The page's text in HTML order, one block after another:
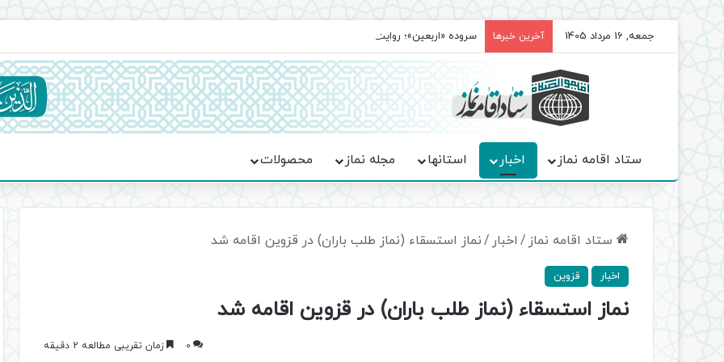
جمعه, 16 مرداد 1405 آخرین خبرها سروده‌ «اربعین»؛ روایت حماسه، استقامت و تمدن‌سازی امت اسلامی
ستاد اقامه نماز اخبار استانها مجله نماز محصولات
ستاد اقامه نماز / اخبار /نماز استسقاء (نماز طلب باران) در قزوین اقامه شد
اخبار قزوین
نماز استسقاء (نماز طلب باران) در قزوین اقامه شد
0 زمان تقریبی مطالعه 2 دقیقه